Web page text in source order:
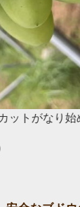
ットがなり始